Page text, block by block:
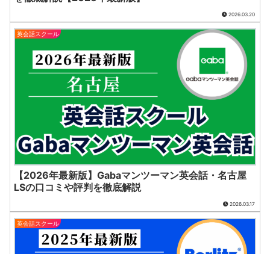
2026.03.20
英会話スクール
【2026年最新版】Gabaマンツーマン英会話・名古屋
LSの口コミや評判を徹底解説
2026.03.17
英会話スクール